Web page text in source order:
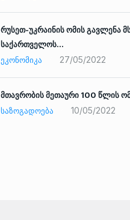
რუსეთ-უკრაინის ომის გავლენა
საქართველოს…
ᲔᲙᲝᲜᲝᲛᲘᲙᲐ
27/05/2022
მთავრობის მეთაური 100 წლის
ᲡᲐᲖᲝᲒᲐᲓᲝᲔᲑᲐ
10/05/2022